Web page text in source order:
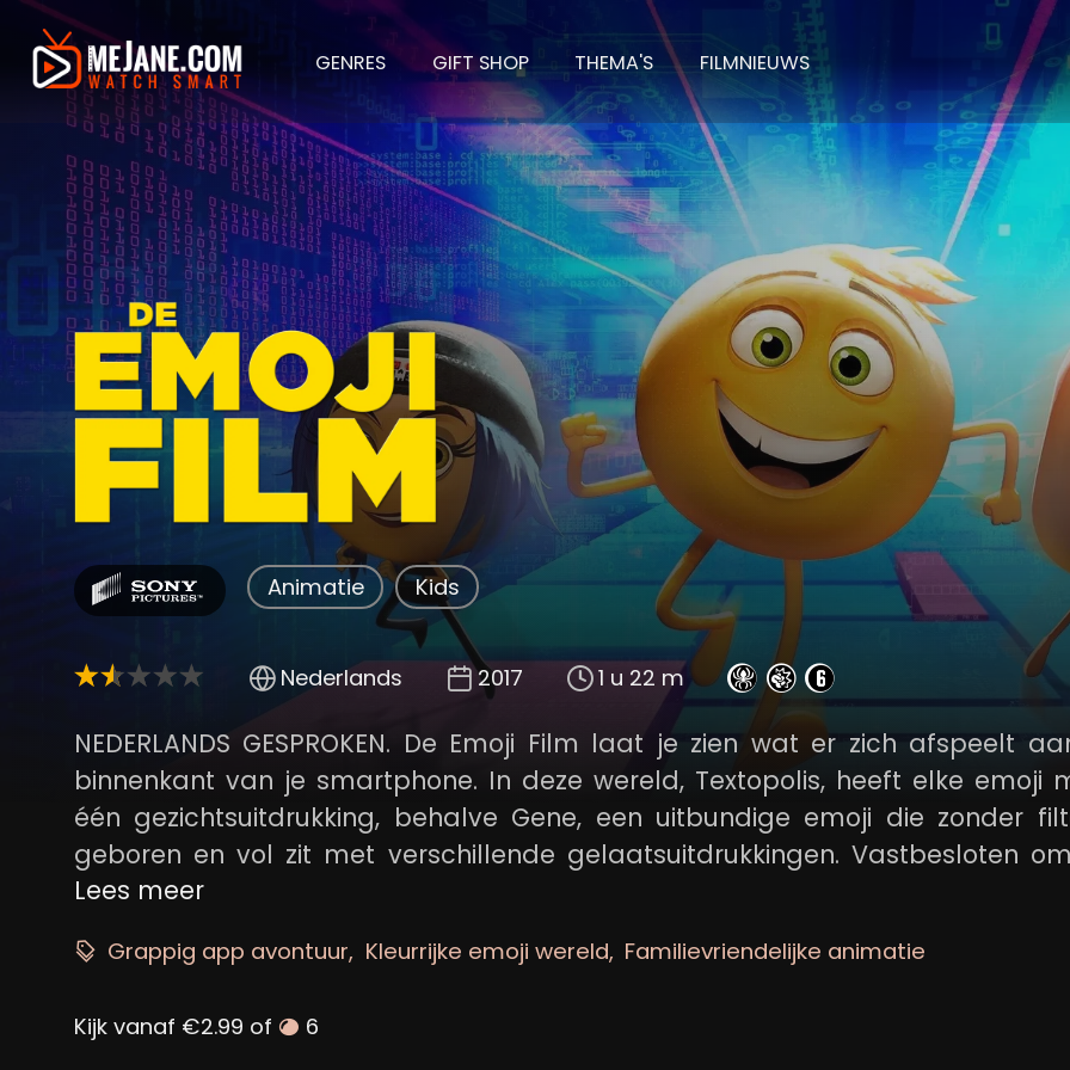
GENRES GIFT SHOP THEMA'S FILMNIEUWS
De Emoji Film
Animatie Kids
Nederlands 2017 1 u 22 m
NEDERLANDS GESPROKEN. De Emoji Film laat je zien wat er zich afspeelt
binnenkant van je smartphone. In deze wereld, Textopolis, heeft elke emoji
één gezichtsuitdrukking, behalve Gene, een uitbundige emoji die zonder
geboren en vol zit met verschillende gelaatsuitdrukkingen. Vastbesloten
als alle andere emoji's "normaal" te worden, schakelt Gene de hulp in van
gaan ze op "app-vontuur" langs de verschillende apps op de telefoon, elk met
veranderen.
Lees meer
Grappig app avontuur Kleurrijke emoji wereld Familievriendelijke animatie
Kijk vanaf €2.99 of 6